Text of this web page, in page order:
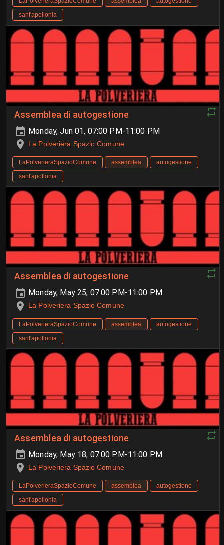
sant'apollonia
Assemblea di autogestione
Monday, Jun 01, 07:00 PM-11:00 PM
La Polveriera Spazio Comune
LaPolverieraSpazioComune assemblea
autogestione
sant'apollonia
Assemblea di autogestione
Monday, May 25, 07:00 PM-11:00 PM
La Polveriera Spazio Comune
LaPolverieraSpazioComune assemblea
autogestione
sant'apollonia
Assemblea di autogestione
Monday, May 18, 07:00 PM-11:00 PM
La Polveriera Spazio Comune
LaPolverieraSpazioComune assemblea
autogestione
sant'apollonia